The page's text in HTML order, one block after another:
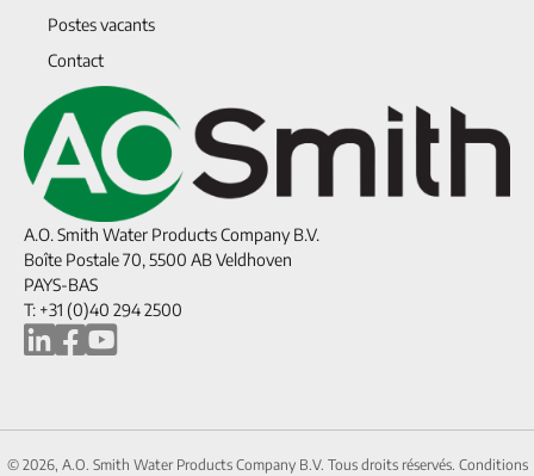
Postes vacants
Contact
A.O. Smith Water Products Company B.V.
Boîte Postale 70, 5500 AB Veldhoven
PAYS-BAS
T: +31 (0)40 294 2500
© 2026, A.O. Smith Water Products Company B.V. Tous droits réservés. Conditions